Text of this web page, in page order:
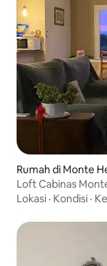
Rumah di Monte
Loft Cabinas
Lokasi · Kondisi ·